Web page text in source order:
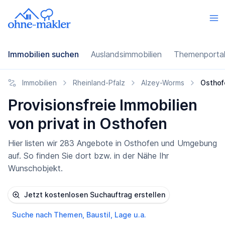
Immobilien suchen Auslandsimmobilien
Immobilien Rheinland-Pfalz Alzey-Worms
Provisionsfreie Immobilien
von privat in Osthofen
Hier listen wir 283 Angebote in Osthofen und Umgebung
auf. So finden Sie dort bzw. in der Nähe Ihr
Wunschobjekt.
Jetzt kostenlosen Suchauftrag erstellen
Suche nach Themen, Baustil, Lage u.a.